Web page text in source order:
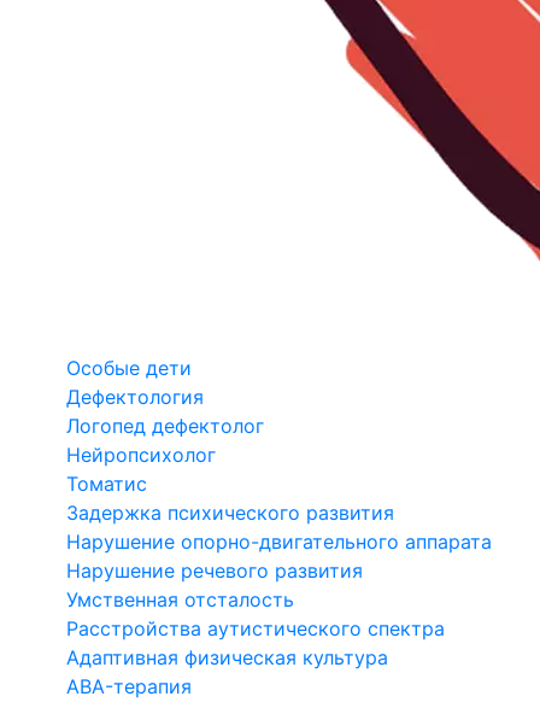
Особые дети
Дефектология
Логопед дефектолог
Нейропсихолог
Томатис
Задержка психического развития
Нарушение опорно-двигательного аппарата
Нарушение речевого развития
Умственная отсталость
Расстройства аутистического спектра
Адаптивная физическая культура
ABA-терапия